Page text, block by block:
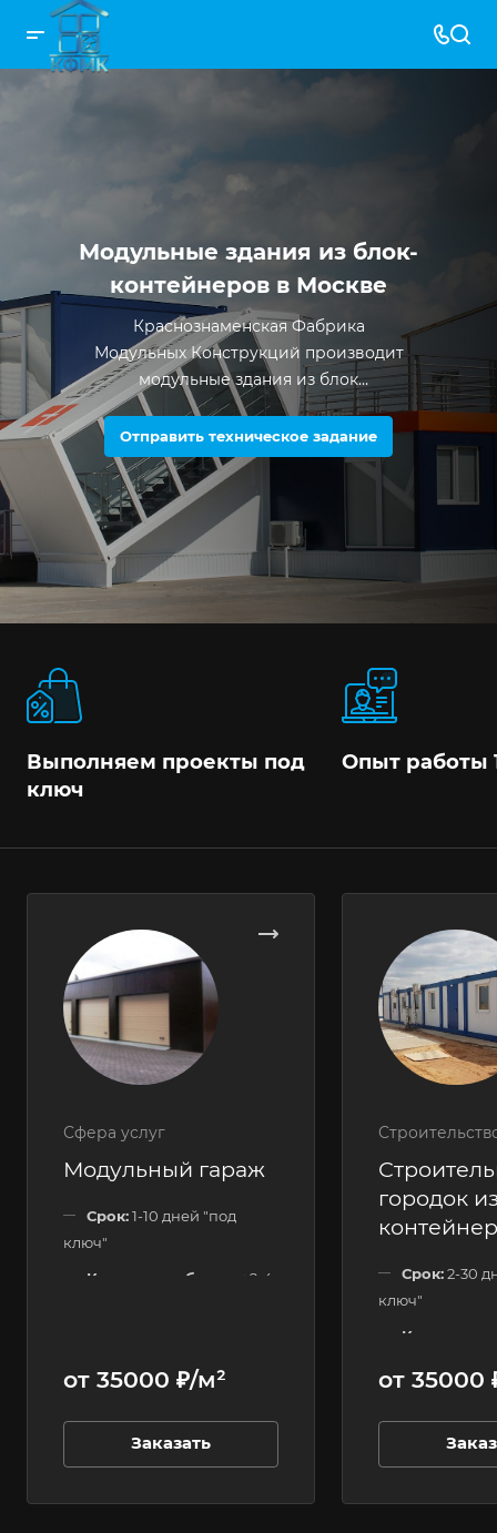
Модульные здания из блок-
контейнеров в Москве
Краснознаменская Фабрика
Модульных Конструкций производит
модульные здания из блок
контейнеров с 2012 года. За все время
существования компании было
произведено более 5000 единиц
продукции.
Отправить техническое задание
Выполняем проекты под
ключ
Опыт работы
Сфера услуг
Модульный гараж
Срок:1-10 дней "под
ключ"
Количество блоков:
2-4
от 35000 ₽/м²
Заказать
городок
Срок:2-30
ключ"
от 35000